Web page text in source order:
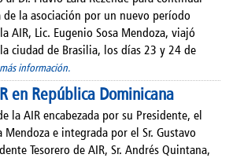
de la asociación por un nuevo período
AIR, Lic. Eugenio Sosa Mendoza, viajó
ciudad de Brasilia, los días 23 y 24 de
información.
en República Dominicana
la AIR encabezada por su Presidente, el
Mendoza e integrada por el Sr. Gustavo
Tesorero de AIR, Sr. Andrés Quintana,